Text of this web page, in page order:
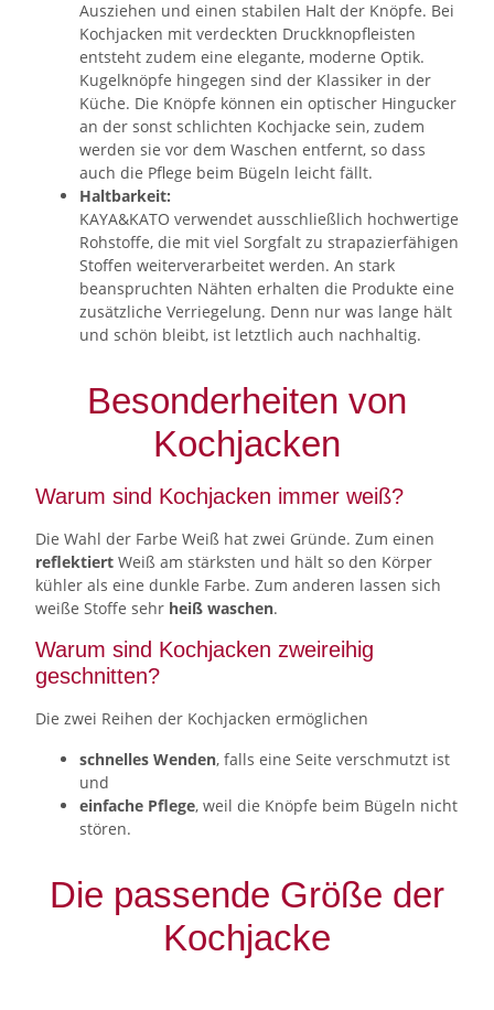
Ausziehen und einen stabilen Halt der Knöpfe. Bei
Kochjacken mit verdeckten Druckknopfleisten
entsteht zudem eine elegante, moderne Optik.
Kugelknöpfe hingegen sind der Klassiker in der
Küche. Die Knöpfe können ein optischer Hingucker
an der sonst schlichten Kochjacke sein, zudem
werden sie vor dem Waschen entfernt, so dass
auch die Pflege beim Bügeln leicht fällt.
Haltbarkeit:
KAYA&KATO verwendet ausschließlich hochwertige
Rohstoffe, die mit viel Sorgfalt zu strapazierfähigen
Stoffen weiterverarbeitet werden. An stark
beanspruchten Nähten erhalten die Produkte eine
zusätzliche Verriegelung. Denn nur was lange hält
und schön bleibt, ist letztlich auch nachhaltig.
Besonderheiten von
Kochjacken
Warum sind Kochjacken immer weiß?
Die Wahl der Farbe Weiß hat zwei Gründe. Zum einen
reflektiert Weiß am stärksten und hält so den Körper
kühler als eine dunkle Farbe. Zum anderen lassen sich
weiße Stoffe sehr heiß waschen.
Warum sind Kochjacken zweireihig
geschnitten?
Die zwei Reihen der Kochjacken ermöglichen
schnelles Wenden, falls eine Seite verschmutzt ist
und
einfache Pflege, weil die Knöpfe beim Bügeln nicht
stören.
Die passende Größe der
Kochjacke